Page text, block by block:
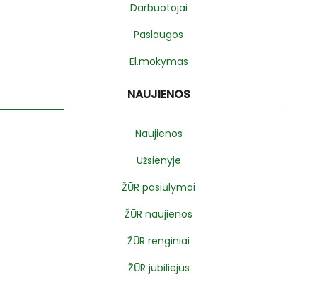
Darbuotojai
Paslaugos
El.mokymas
NAUJIENOS
Naujienos
Užsienyje
ŽŪR pasiūlymai
ŽŪR naujienos
ŽŪR renginiai
ŽŪR jubiliejus